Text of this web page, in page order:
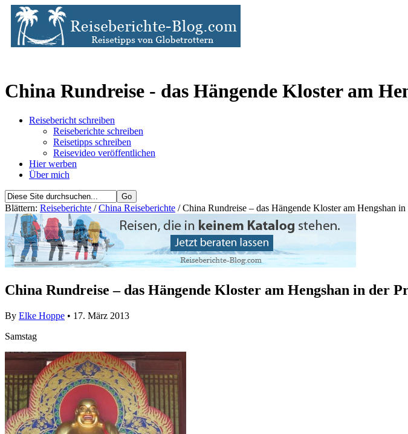
China Rundreise - das Hängende Kloster am
Reisebericht schreiben
Reiseberichte schreiben
Reisetipps schreiben
Reisevideo veröffentlichen
Hier werben
Über mich
Blättern: Reiseberichte /China Reiseberichte / China Rundreise – das Hängende Kloster am Hengshan
China Rundreise – das Hängende Kloster am Hengshan in der
By Elke Hoppe • 17. März 2013
Samstag